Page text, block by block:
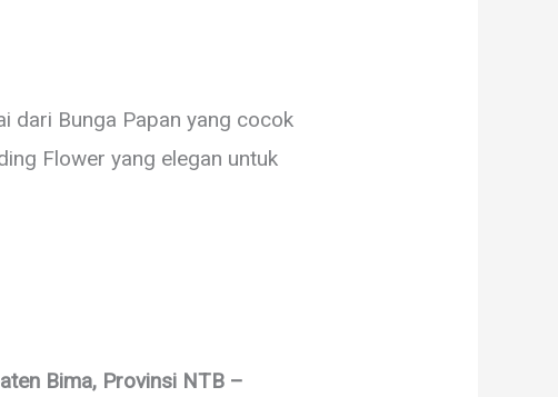
dari Bunga Papan yang cocok
Flower yang elegan untuk
Bima, Provinsi NTB –